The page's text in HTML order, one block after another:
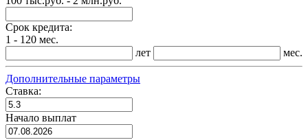
Срок кредита:
1 - 120 мес.
лет
мес.
Дополнительные параметры
Ставка:
Начало выплат